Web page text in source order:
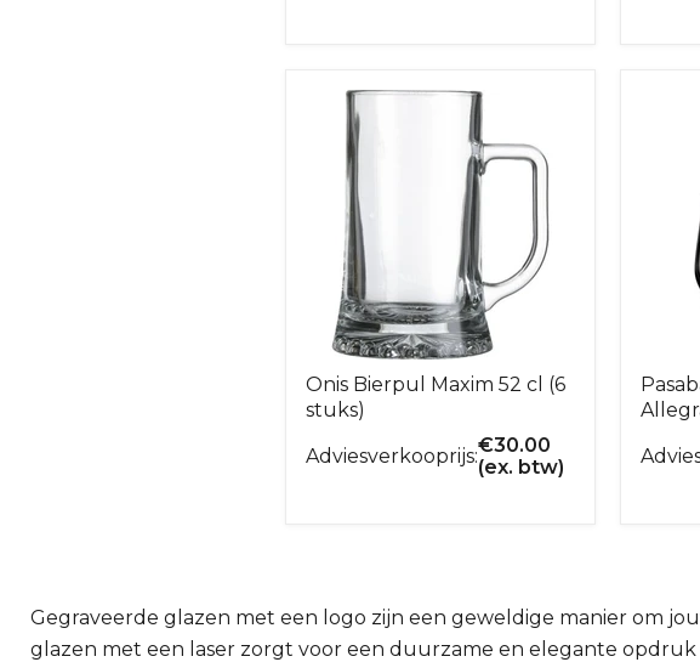
Onis Bierpul Maxim 52 cl (6
stuks)
Adviesverkooprijs:€30.00
(ex. btw)
Gegraveerde glazen met een logo zijn een geweldige manier om
glazen met een laser zorgt voor een duurzame en elegante